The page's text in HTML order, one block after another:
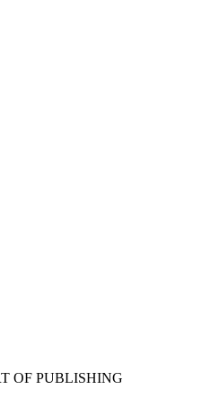
OF PUBLISHING